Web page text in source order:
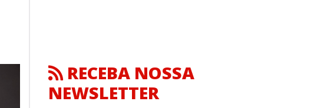
RECEBA NOSSA
NEWSLETTER